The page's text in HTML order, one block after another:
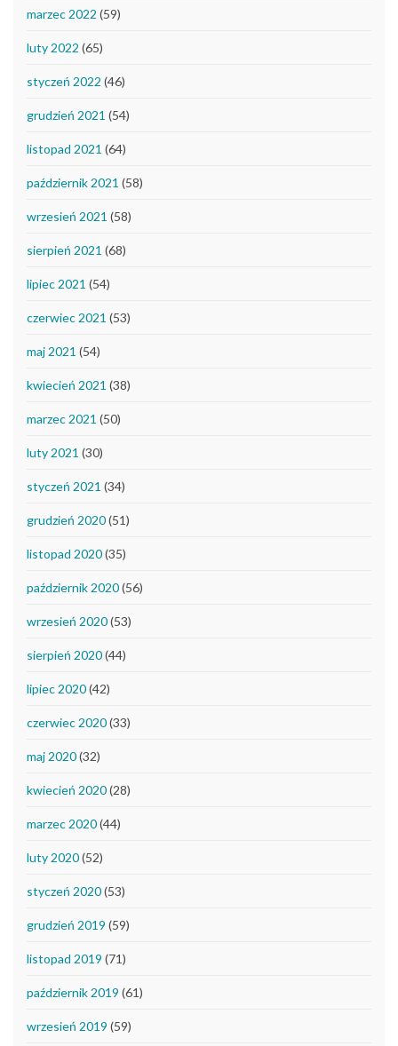
marzec 2022 (59)
luty 2022 (65)
styczeń 2022 (46)
grudzień 2021 (54)
listopad 2021 (64)
październik 2021 (58)
wrzesień 2021 (58)
sierpień 2021 (68)
lipiec 2021 (54)
czerwiec 2021 (53)
maj 2021 (54)
kwiecień 2021 (38)
marzec 2021 (50)
luty 2021 (30)
styczeń 2021 (34)
grudzień 2020(51)
listopad 2020(35)
październik 2020(56)
wrzesień 2020(53)
sierpień 2020(44)
lipiec 2020(42)
czerwiec 2020(33)
maj 2020(32)
kwiecień 2020(28)
marzec 2020(44)
luty 2020(52)
styczeń 2020(53)
grudzień 2019 (59)
listopad 2019 (71)
październik 2019 (61)
wrzesień 2019 (59)